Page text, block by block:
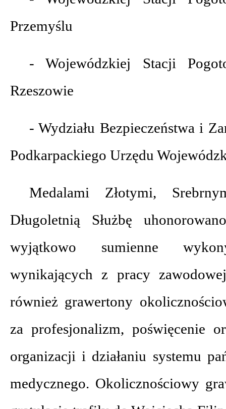
Przemyślu
- Wojewódzkiej Stacji
Rzeszowie
- Wydziału Bezpieczeństwa i
Podkarpackiego Urzędu
Medalami Złotymi,
Długoletnią Służbę
wyjątkowo sumienne
wynikających z pracy
również grawertony
za profesjonalizm, poświęcenie
organizacji i działaniu systemu
medycznego. Okolicznościowy